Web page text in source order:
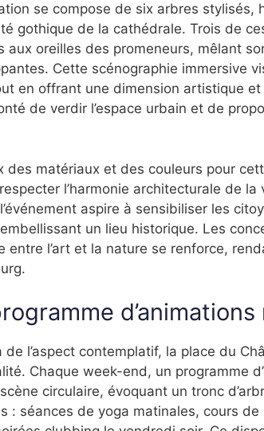
se compose de six arbres
gothique de la cathédrale. Trois de
aux oreilles des promeneurs, mêlant
Cette scénographie immersive
en offrant une dimension artistique et
de verdir l’espace urbain et de
des matériaux et des couleurs pour
l’harmonie architecturale de
aspire à sensibiliser les
un lieu historique. Les
entre l’art et la nature se renforce,
de l’aspect contemplatif, la place du
Chaque week-end, un programme
circulaire, évoquant un tronc
: séances de yoga matinales, cours